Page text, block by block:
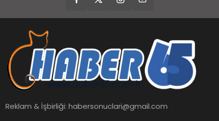
Reklam & İşbirliği:habersonuclari@gmail.com